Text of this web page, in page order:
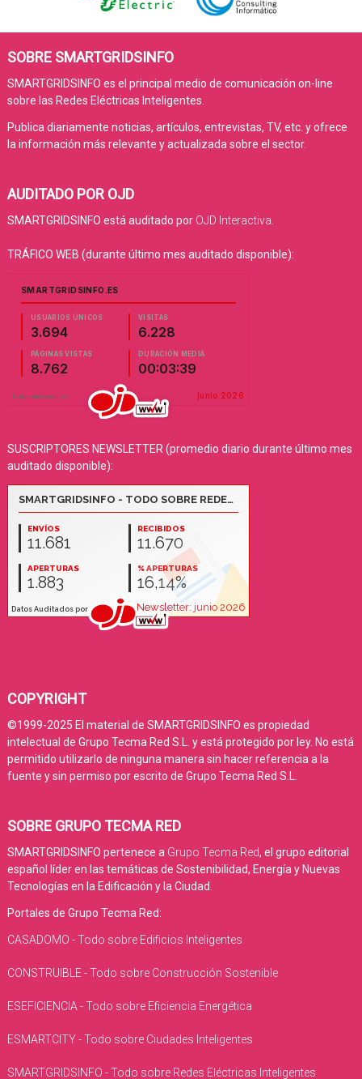
SOBRE SMARTGRIDSINFO
SMARTGRIDSINFO es el principal medio de comunicación on-line
sobre las Redes Eléctricas Inteligentes.
Publica diariamente noticias, artículos, entrevistas, TV, etc. y ofrece
la información más relevante y actualizada sobre el sector.
AUDITADO POR OJD
SMARTGRIDSINFO está auditado por OJD Interactiva
TRÁFICO WEB (durante último mes auditado disponible):
SUSCRIPTORES NEWSLETTER (promedio diario durante último mes
auditado disponible):
COPYRIGHT
©1999-2025 El material de SMARTGRIDSINFO es propiedad
intelectual de Grupo Tecma Red S.L. y está protegido por ley. No está
permitido utilizarlo de ninguna manera sin hacer referencia a la
fuente y sin permiso por escrito de Grupo Tecma Red S.L.
SOBRE GRUPO TECMA RED
SMARTGRIDSINFO pertenece a Grupo Tecma Red, el grupo editorial
español líder en las temáticas de Sostenibilidad, Energía y Nuevas
Tecnologías en la Edificación y la Ciudad.
Portales de Grupo Tecma Red:
CASADOMO - Todo sobre Edificios Inteligentes
CONSTRUIBLE - Todo sobre Construcción Sostenible
ESEFICIENCIA - Todo sobre Eficiencia Energética
ESMARTCITY - Todo sobre Ciudades Inteligentes
SMARTGRIDSINFO - Todo sobre Redes Eléctricas Inteligentes